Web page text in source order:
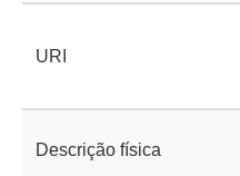
URI
Descrição física